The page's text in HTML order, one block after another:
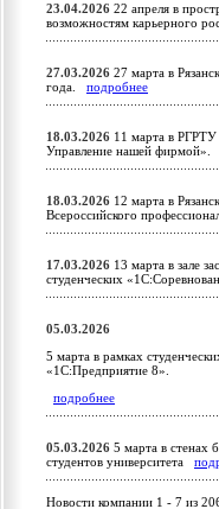
23.04.2026 22 апреля в
возможностям карьерного
27.03.2026 27 марта в
года. подробнее
18.03.2026 11 марта в РГРТУ
Управление нашей фирмой».
18.03.2026 12 марта в
Всероссийского
17.03.2026 13 марта в зале
студенческих
05.03.2026
5 марта в рамках
«1С:Предприятие 8».
подробнее
05.03.2026 5 марта в стенах
студентов университета
Новости компании 1 - 7 из